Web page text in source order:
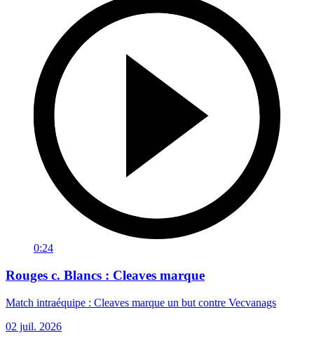
0:24
Rouges c. Blancs : Cleaves marque
Match intraéquipe : Cleaves marque un but contre Vecvanags
02 juil. 2026